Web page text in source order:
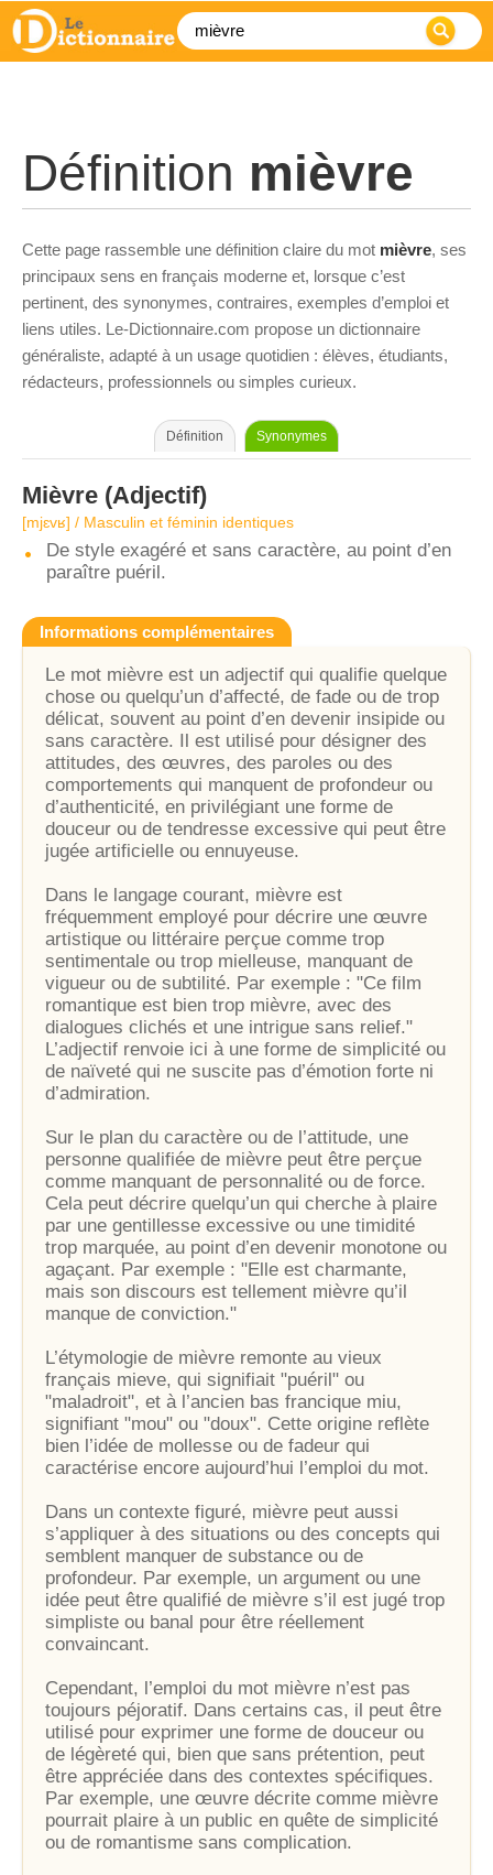
Définition mièvre
Cette page rassemble une définition claire du mot mièvre, ses
principaux sens en français moderne et, lorsque c’est
pertinent, des synonymes, contraires, exemples d’emploi et
liens utiles. Le-Dictionnaire.com propose un dictionnaire
généraliste, adapté à un usage quotidien : élèves, étudiants,
rédacteurs, professionnels ou simples curieux.
Définition Synonymes
Mièvre (Adjectif)
[mjɛvʁ] / Masculin et féminin identiques
De style exagéré et sans caractère, au point d’en
paraître puéril.
Informations complémentaires
Le mot mièvre est un adjectif qui qualifie quelque
chose ou quelqu’un d’affecté, de fade ou de trop
délicat, souvent au point d’en devenir insipide ou
sans caractère. Il est utilisé pour désigner des
attitudes, des œuvres, des paroles ou des
comportements qui manquent de profondeur ou
d’authenticité, en privilégiant une forme de
douceur ou de tendresse excessive qui peut être
jugée artificielle ou ennuyeuse.
Dans le langage courant, mièvre est
fréquemment employé pour décrire une œuvre
artistique ou littéraire perçue comme trop
sentimentale ou trop mielleuse, manquant de
vigueur ou de subtilité. Par exemple : "Ce film
romantique est bien trop mièvre, avec des
dialogues clichés et une intrigue sans relief."
L’adjectif renvoie ici à une forme de simplicité ou
de naïveté qui ne suscite pas d’émotion forte ni
d’admiration.
Sur le plan du caractère ou de l’attitude, une
personne qualifiée de mièvre peut être perçue
comme manquant de personnalité ou de force.
Cela peut décrire quelqu’un qui cherche à plaire
par une gentillesse excessive ou une timidité
trop marquée, au point d’en devenir monotone ou
agaçant. Par exemple : "Elle est charmante,
mais son discours est tellement mièvre qu’il
manque de conviction."
L’étymologie de mièvre remonte au vieux
français mieve, qui signifiait "puéril" ou
"maladroit", et à l’ancien bas francique miu,
signifiant "mou" ou "doux". Cette origine reflète
bien l’idée de mollesse ou de fadeur qui
caractérise encore aujourd’hui l’emploi du mot.
Dans un contexte figuré, mièvre peut aussi
s’appliquer à des situations ou des concepts qui
semblent manquer de substance ou de
profondeur. Par exemple, un argument ou une
idée peut être qualifié de mièvre s’il est jugé trop
simpliste ou banal pour être réellement
convaincant.
Cependant, l’emploi du mot mièvre n’est pas
toujours péjoratif. Dans certains cas, il peut être
utilisé pour exprimer une forme de douceur ou
de légèreté qui, bien que sans prétention, peut
être appréciée dans des contextes spécifiques.
Par exemple, une œuvre décrite comme mièvre
pourrait plaire à un public en quête de simplicité
ou de romantisme sans complication.